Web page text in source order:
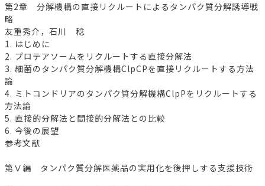
第2章 分解機構の直接リクルートによるタンパク質分解誘導戦
略
友重秀介，石川 稔
1. はじめに
2. プロテアソームをリクルートする直接分解法
3. 細菌のタンパク質分解機構ClpCPを直接リクルートする方法
論
4. ミトコンドリアのタンパク質分解機構ClpPをリクルートする
方法論
5. 直接的分解法と間接的分解法との比較
6. 今後の展望
参考文献
第Ⅴ編 タンパク質分解医薬品の実用化を後押しする支援技術